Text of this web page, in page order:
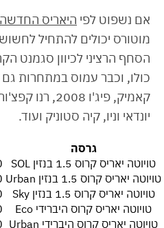
אם נשפוט לפי היאריס החדשה
מוטורס יכולים להתחיל
הסחף הרציני לכיוון סגמנט
קאמיק, פיג'ו
יונדאי וניו, קיה סטוניק ועוד.
גרסה
טויוטה יאריס קרוס 1.5 בנזין SOL
טויוטה יאריס קרוס 1.5 בנזין Urban
טויוטה יאריס קרוס 1.5 בנזין Sky
טויוטה יאריס קרוס היברידי Eco
טויוטה יאריס קרוס היברידי Urban